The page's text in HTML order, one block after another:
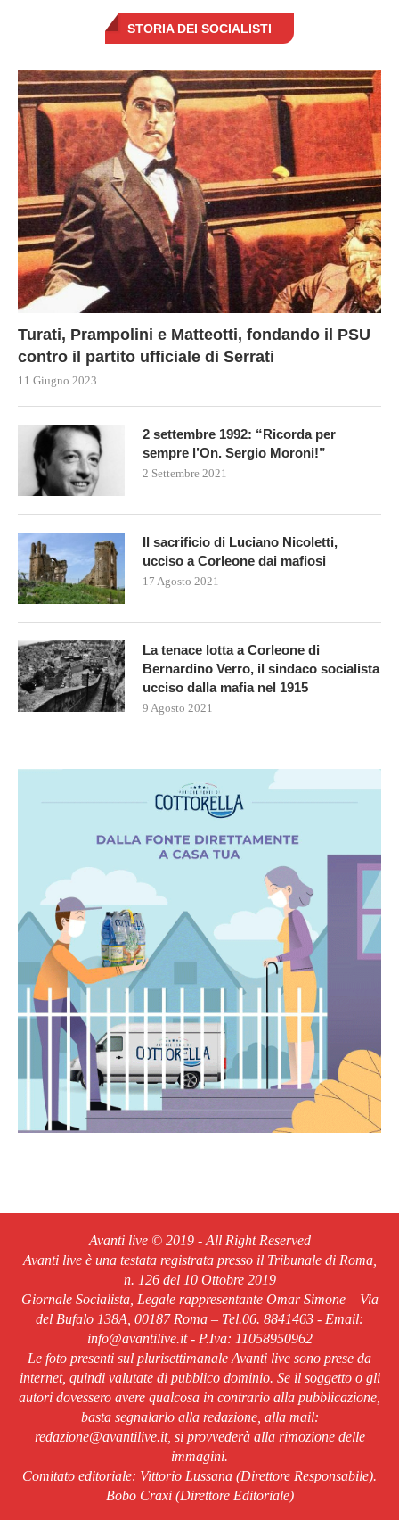
STORIA DEI SOCIALISTI
Turati, Prampolini e Matteotti, fondando il PSU
contro il partito ufficiale di Serrati
11 Giugno 2023
2 settembre 1992: “Ricorda per
sempre l’On. Sergio Moroni!”
2 Settembre 2021
Il sacrificio di Luciano Nicoletti,
ucciso a Corleone dai mafiosi
17 Agosto 2021
La tenace lotta a Corleone di
Bernardino Verro, il sindaco socialista
ucciso dalla mafia nel 1915
9 Agosto 2021
Avanti live © 2019 - All Right Reserved
Avanti live è una testata registrata presso il Tribunale di Roma,
n. 126 del 10 Ottobre 2019
Giornale Socialista, Legale rappresentante Omar Simone – Via
del Bufalo 138A, 00187 Roma – Tel.06. 8841463 - Email:
info@avantilive.it - P.Iva: 11058950962
Le foto presenti sul plurisettimanale Avanti live sono prese da
internet, quindi valutate di pubblico dominio. Se il soggetto o gli
autori dovessero avere qualcosa in contrario alla pubblicazione,
basta segnalarlo alla redazione, alla mail:
redazione@avantilive.it, si provvederà alla rimozione delle
immagini.
Comitato editoriale: Vittorio Lussana (Direttore Responsabile).
Bobo Craxi (Direttore Editoriale)